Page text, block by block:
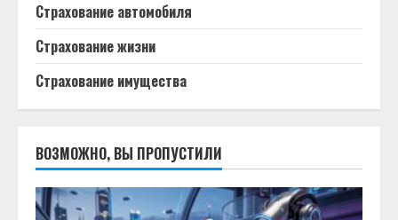
Страхование автомобиля
Страхование жизни
Страхование имущества
ВОЗМОЖНО, ВЫ ПРОПУСТИЛИ